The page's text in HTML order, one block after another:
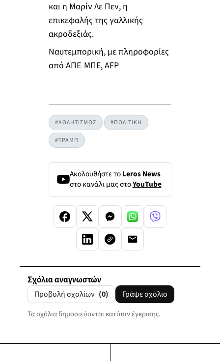
και η Μαρίν Λε Πεν, η
επικεφαλής της γαλλικής
ακροδεξιάς.
Ναυτεμπορική, με πληροφορίες
από ΑΠΕ-ΜΠΕ, AFP
#ΑΘΛΗΤΙΣΜΟΣ #ΠΟΛΙΤΙΚΗ
#ΤΡΑΜΠ
Ακολουθήστε τοLeros News
στο κανάλι μας στοYouTube
Σχόλια αναγνωστών
Προβολή σχολίων (0) Γράψε σχόλιο
Τα σχόλια δημοσιεύονται κατόπιν έγκρισης.